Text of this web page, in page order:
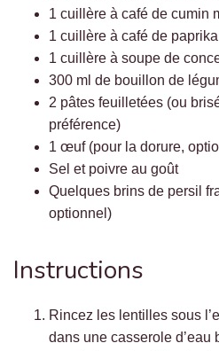
1 cuillère à café de cumin
1 cuillère à café de
1 cuillère à soupe de
300 ml de bouillon de
2 pâtes feuilletées (ou
préférence)
1 œuf (pour la dorure,
Sel et poivre au goût
Quelques brins de persil
optionnel)
Instructions
Rincez les lentilles sous
dans une casserole d’eau